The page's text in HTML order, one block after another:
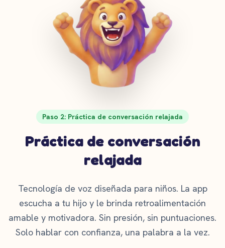
Paso 2: Práctica de conversación relajada
Práctica de conversación
relajada
Tecnología de voz diseñada para niños. La app
escucha a tu hijo y le brinda retroalimentación
amable y motivadora. Sin presión, sin puntuaciones.
Solo hablar con confianza, una palabra a la vez.